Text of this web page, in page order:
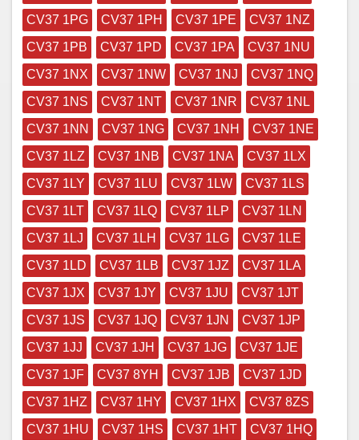
CV37 1PG
CV37 1PH CV37 1PE
CV37 1NZ
CV37 1PB
CV37 1PD CV37 1PA
CV37 1NU
CV37 1NX
CV37 1NW CV37 1NJ
CV37 1NQ
CV37 1NS
CV37 1NT CV37 1NR
CV37 1NL
CV37 1NN
CV37 1NG CV37 1NH
CV37 1NE
CV37 1LZ
CV37 1NB CV37 1NA
CV37 1LX
CV37 1LY
CV37 1LU CV37 1LW
CV37 1LS
CV37 1LT
CV37 1LQ CV37 1LP
CV37 1LN
CV37 1LJ
CV37 1LH CV37 1LG
CV37 1LE
CV37 1LD
CV37 1LB CV37 1JZ
CV37 1LA
CV37 1JX
CV37 1JY CV37 1JU
CV37 1JT
CV37 1JS
CV37 1JQ CV37 1JN
CV37 1JP
CV37 1JJ
CV37 1JH CV37 1JG
CV37 1JE
CV37 1JF
CV37 8YH CV37 1JB
CV37 1JD
CV37 1HZ
CV37 1HY CV37 1HX
CV37 8ZS
CV37 1HU
CV37 1HS CV37 1HT
CV37 1HQ